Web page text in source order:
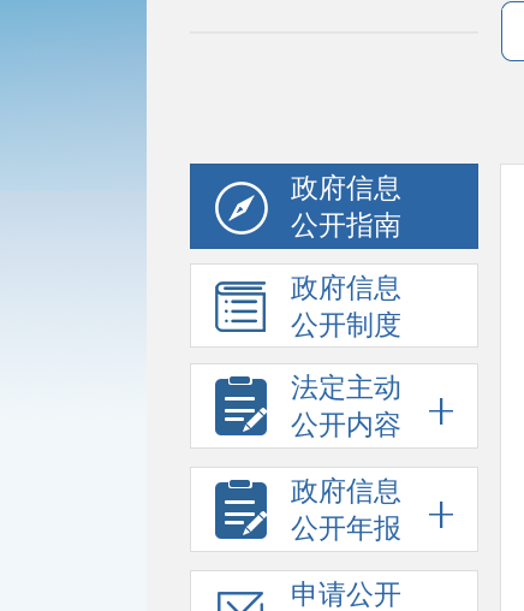
政府信息
公开指南
政府信息
公开制度
法定主动
公开内容
政府信息
公开年报
申请公开